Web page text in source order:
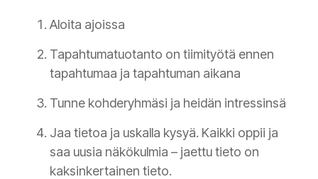
Aloita ajoissa
Tapahtumatuotanto on tiimityötä ennen
tapahtumaa ja tapahtuman aikana
Tunne kohderyhmäsi ja heidän intressinsä
Jaa tietoa ja uskalla kysyä. Kaikki oppii ja
saa uusia näkökulmia – jaettu tieto on
kaksinkertainen tieto.